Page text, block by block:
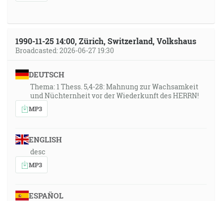
1990-11-25 14:00, Zürich, Switzerland, Volkshaus
Broadcasted: 2026-06-27 19:30
DEUTSCH
Thema: 1 Thess. 5,4-28: Mahnung zur Wachsamkeit
und Nüchternheit vor der Wiederkunft des HERRN!
MP3
ENGLISH
desc
MP3
ESPAÑOL